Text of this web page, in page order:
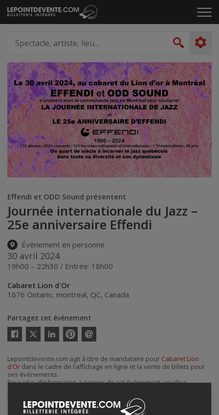
Passer
au
le
artiste,
lieu...
Effendi et ODD Sound présentent
Journée internationale du Jazz –
25e anniversaire Effendi
Événement en personne
30 avril 2024
19h00 – 22h30 / Entrée: 18h00
Cabaret Lion d'Or
1676 Ontario, montreal, QC, Canada
Partagez cet événement
Twitter
courriel
Lepointdevente.com agit à titre de mandataire pour Cabaret Lion
d'Or dans le cadre de l’affichage en ligne et la vente de billets pour
ses événements.
Pour plus d’information à propos de cet événement, veuillez